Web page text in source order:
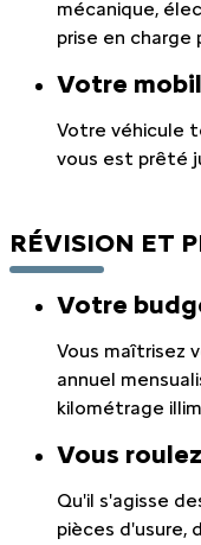
mécanique,
prise en charge
Votre
Votre véhicule
vous est prêté
RÉVISION ET
Votre
Vous maîtrisez
annuel
kilométrage
Vous
Qu'il s'agisse
pièces d'usure,